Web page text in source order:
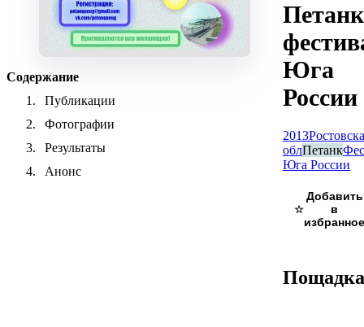
Содержание
Публикации
Фотографии
Результаты
Анонс
Юга
России
2013
облПетанк
Юга России
☆
Пощадка